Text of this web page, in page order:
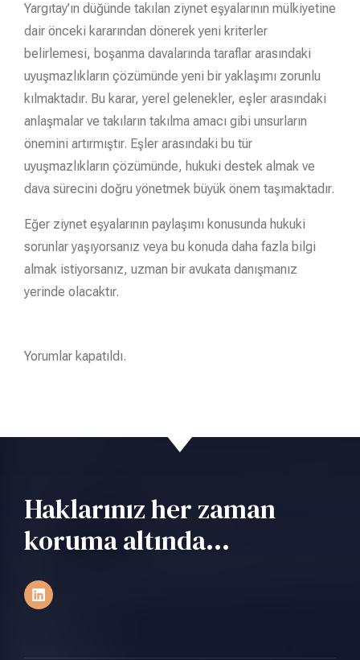
Yargıtay’ın düğünde takılan ziynet eşyalarının mülkiyetine
dair önceki kararından dönerek yeni kriterler
belirlemesi, boşanma davalarında taraflar arasındaki
uyuşmazlıkların çözümünde yeni bir yaklaşımı zorunlu
kılmaktadır. Bu karar, yerel gelenekler, eşler arasındaki
anlaşmalar ve takıların takılma amacı gibi unsurların
önemini artırmıştır. Eşler arasındaki bu tür
uyuşmazlıkların çözümünde, hukuki destek almak ve
dava sürecini doğru yönetmek büyük önem taşımaktadır.
Eğer ziynet eşyalarının paylaşımı konusunda hukuki
sorunlar yaşıyorsanız veya bu konuda daha fazla bilgi
almak istiyorsanız, uzman bir avukata danışmanız
yerinde olacaktır.
Yorumlar kapatıldı.
Haklarınız her zaman
koruma altında...